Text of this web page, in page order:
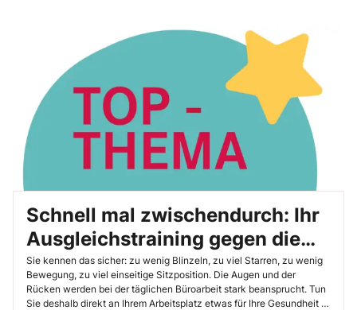
Schnell mal zwischendurch: Ihr
Ausgleichstraining gegen die
typischen Symptome der
Schreibtischarbeit
Sie kennen das sicher: zu wenig Blinzeln, zu viel Starren, zu wenig
Bewegung, zu viel einseitige Sitzposition. Die Augen und der
Rücken werden bei der täglichen Büroarbeit stark beansprucht. Tun
Sie deshalb direkt an Ihrem Arbeitsplatz etwas für Ihre Gesundheit –